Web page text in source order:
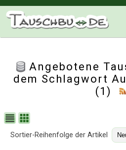
Angebotene
dem Schlagwort
(1)
Sortier-Reihenfolge der Artikel